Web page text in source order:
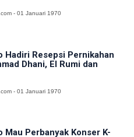
- 01 Januari 1970
Hadiri Resepsi Pernikahan
Dhani, El Rumi dan
- 01 Januari 1970
Mau Perbanyak Konser K-